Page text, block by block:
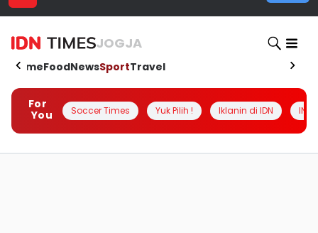
JOGJA
HomeFoodNewsSportTravel
For
You
Soccer Times Yuk Pilih ! Iklanin di IDN